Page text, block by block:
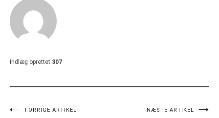
Indlæg oprettet 307
FORRIGE ARTIKEL NÆSTE ARTIKEL